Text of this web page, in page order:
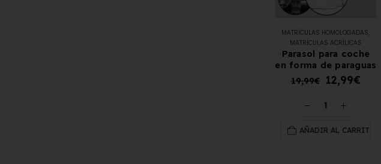
MATRÍCULAS HOMOLOGADAS
MATRÍCULAS ACRÍLICAS
Parasol para coche
en forma de paraguas
19,99€ 12,99€
AÑADIR AL CARRITO